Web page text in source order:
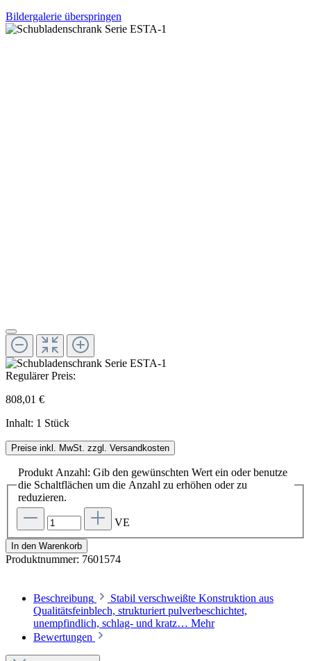
Bildergalerie überspringen
Regulärer Preis:
808,01 €
Inhalt: 1 Stück
Preise inkl. MwSt. zzgl. Versandkosten
Produkt Anzahl: Gib den gewünschten Wert ein oder benutze
die Schaltflächen um die Anzahl zu erhöhen oder zu
reduzieren.
VE
In den Warenkorb
Produktnummer: 7601574
Beschreibung
Stabil verschweißte Konstruktion aus
Qualitätsfeinblech, strukturiert pulverbeschichtet,
unempfindlich, schlag- und kratz… Mehr
Bewertungen